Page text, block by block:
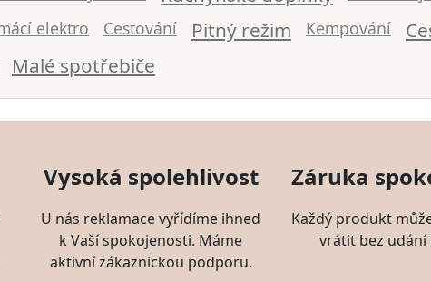
elektro Cestování Pitný režim Kempování
Malé spotřebiče
Vysoká spolehlivost
U nás reklamace vyřídíme ihned
k Vaší spokojenosti. Máme
aktivní zákaznickou podporu.
Záruka
Každý produkt
vrátit bez udání